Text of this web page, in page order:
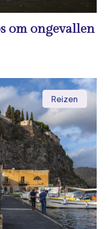
om ongevallen
Reizen